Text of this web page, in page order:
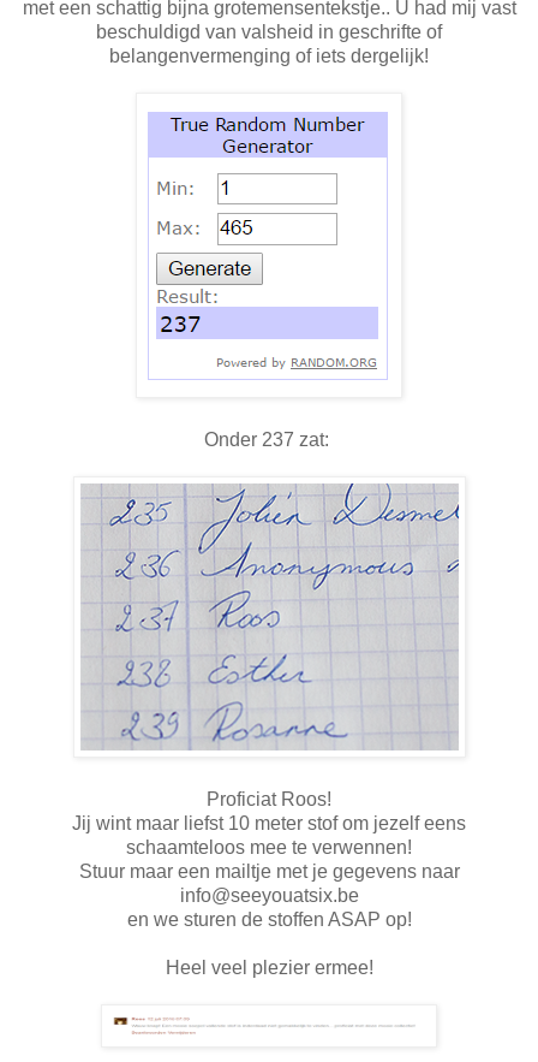
met een schattig bijna grotemensentekstje.. U had mij vast
beschuldigd van valsheid in geschrifte of
belangenvermenging of iets dergelijk!
Onder 237 zat:
Proficiat Roos!
Jij wint maar liefst 10 meter stof om jezelf eens
schaamteloos mee te verwennen!
Stuur maar een mailtje met je gegevens naar
info@seeyouatsix.be
en we sturen de stoffen ASAP op!
Heel veel plezier ermee!